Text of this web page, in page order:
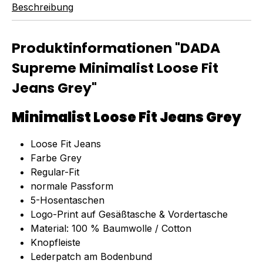
Beschreibung
Produktinformationen "DADA
Supreme Minimalist Loose Fit
Jeans Grey"
Minimalist Loose Fit Jeans Grey
Loose Fit Jeans
Farbe Grey
Regular-Fit
normale Passform
5-Hosentaschen
Logo-Print auf Gesäßtasche & Vordertasche
Material: 100 % Baumwolle / Cotton
Knopfleiste
Lederpatch am Bodenbund